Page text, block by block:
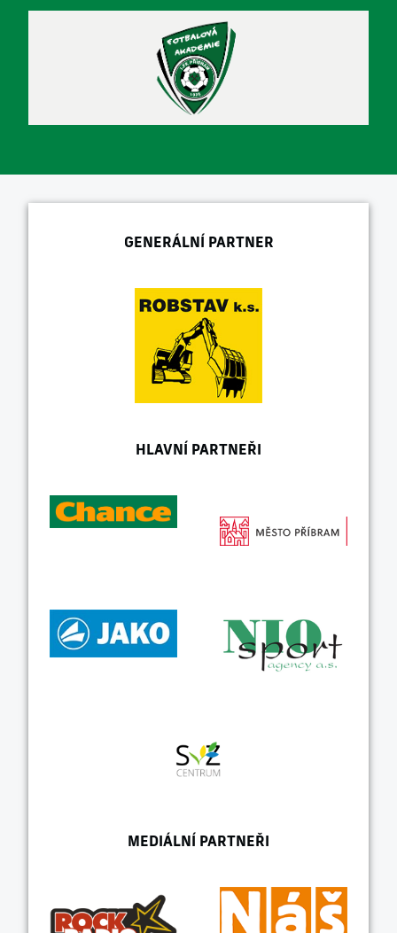
GENERÁLNÍ PARTNER
HLAVNÍ PARTNEŘI
MEDIÁLNÍ PARTNEŘI